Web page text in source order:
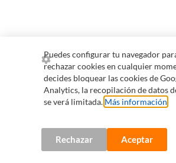
Puedes configurar tu navegador
rechazar cookies en cualquier
decides bloquear las cookies de
Analytics, la recopilación de datos
se verá limitada. Más información
Rechazar Aceptar